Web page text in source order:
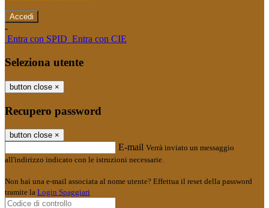
-
Entra con SPID Entra con CIE
Seleziona utente
button close ×
Recupero password
button close ×
E-mail Verrà inviato un messaggio
all'indirizzo indicato con le istruzioni necessarie.
Non hai una e-mail associata al nome utente? Effettua il reset della password
tramite la Login Spaggiari